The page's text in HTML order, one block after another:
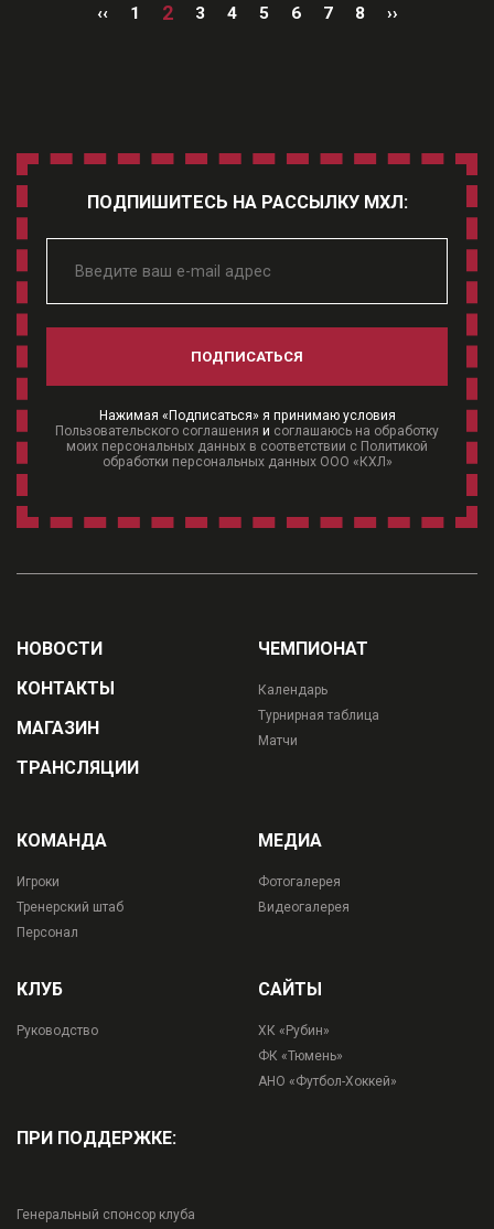
‹‹ 1 2 3 4 5 6 7 8 ››
ПОДПИШИТЕСЬ НА РАССЫЛКУ МХЛ:
ПОДПИСАТЬСЯ
Нажимая «Подписаться» я принимаю условия
Пользовательского соглашения и соглашаюсь на обработку
моих персональных данных в соответствии с Политикой
обработки персональных данных ООО «КХЛ»
НОВОСТИ
КОНТАКТЫ
МАГАЗИН
ТРАНСЛЯЦИИ
ЧЕМПИОНАТ
Календарь
Турнирная таблица
Матчи
КОМАНДА
Игроки
Тренерский штаб
Персонал
МЕДИА
Фотогалерея
Видеогалерея
КЛУБ
Руководство
САЙТЫ
ХК «Рубин»
ФК «Тюмень»
АНО «Футбол-Хоккей»
ПРИ ПОДДЕРЖКЕ:
Генеральный спонсор клуба